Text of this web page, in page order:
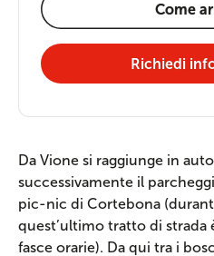
Da Vione si raggiunge in
successivamente il
pic-nic di Cortebona
quest’ultimo tratto di strada
fasce orarie). Da qui tra i
Come
Richiedi